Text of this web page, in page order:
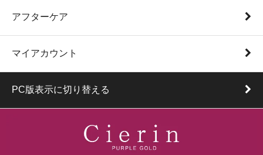
アフターケア
マイアカウント
PC版表示に切り替える